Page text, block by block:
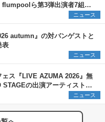
flumpoolら第3弾出演者7組を
・アート出展者を募集ニュース
autumn』の対バンゲストと
表
ニュース
ェス『LIVE AZUMA 2026』無
STAGEの出演アーティストを
ニュース